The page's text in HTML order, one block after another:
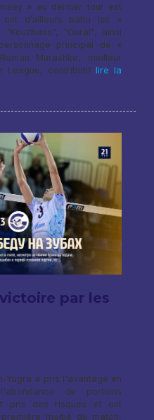
» au dernier tour est
d’ailleurs battu les «
"Kouzbass", "Oural", ainsi
principal de «
Murashko, meilleur
League, contributiflire la
par les
Yugra a pris l'avantage en
de portions
pris des risques et ont
moitié du match,